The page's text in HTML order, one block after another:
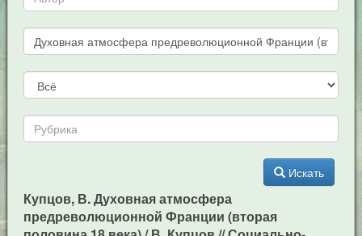
Искать
Купцов, В. Духовная атмосфера
предреволюционной Франции (вторая